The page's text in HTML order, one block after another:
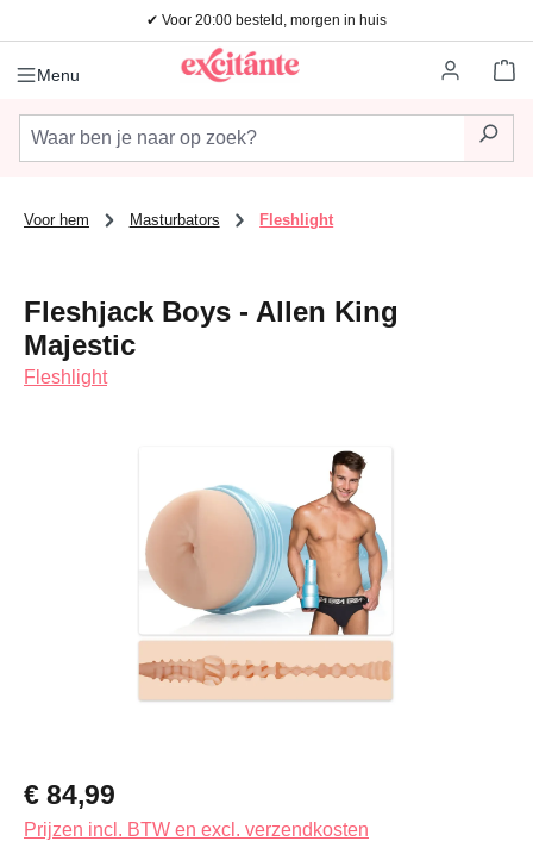
Ga naar de hoofdinhoud✔ Voor 20:00 besteld, morgen in huis
Menu
Voor hem Masturbators Fleshlight
Fleshjack Boys - Allen King
Majestic
Fleshlight
Normale prijs:
€ 84,99
Prijzen incl. BTW en excl. verzendkosten